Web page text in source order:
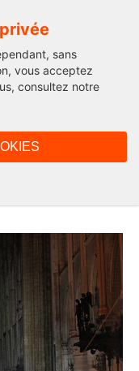
sans
vous acceptez
consultez notre